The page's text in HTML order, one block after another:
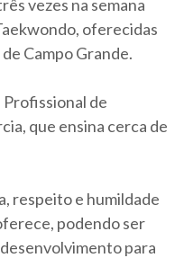
vezes na semana
oferecidas
Campo Grande.
Profissional de
que ensina cerca de
respeito e humildade
podendo ser
para